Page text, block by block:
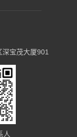
宝茂大厦901
人